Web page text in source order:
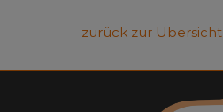
zurück zur Übersicht